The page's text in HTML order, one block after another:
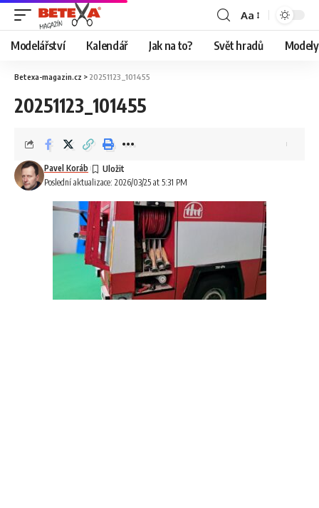
Aa
Modelářství Kalendář Jak na to? Svět hradů
Betexa-magazin.cz > 20251123_101455
20251123_101455
Poslední aktualizace: 2026/03/25 at 5:31 PM
Pavel Koráb